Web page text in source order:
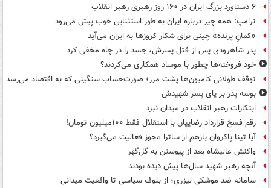
۶ دستاورد بزرگ ایران در ۱۶۰ روز رهبری رهبر انقلاب
ترامپ: همه چیز درباره ایران به طور استثنایی خوب پیش می‌رود
«کمانِ پرنده» چینی برای شکار کروزها به ایران می‌آید
پدر شاهرودی پس از قتل پسرش، جسد را در چاه مخفی کرد
خود فروخته‌ها چطور با موساد همکاری می‌کردند؟
توقف طولانی کامیون‌ها پشت مرز؛ صورت‌حساب سنگینی که به اقتصاد می‌رسد
بوسه‌ پدر بر پای پسر شهیدش
ابتکارات رهبر انقلاب در میدان نبرد
رقم فسخ قرارداد رضاییان با استقلال فقط ۱۰۰میلیون تومان!
آیا تینا پاکروان بازهم از ساترا مجوز فعالیت می‌گیرد؟
واکنش عالیشاه بعد از پیوستن به گل‌گهر
آنچه رهبر شهید سال‌ها پیش دیده بودند
سامانه ضد موشکی لیزری؛ از بلوف سیاسی تا واقعیت میدانی